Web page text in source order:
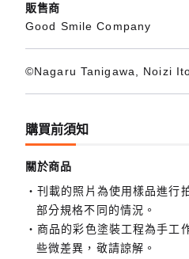
販售商
Good Smile Company
©Nagaru Tanigawa, Noizi
購買前須知
關於商品
刊載的照片為使用樣品進行
部分規格不同的情況。
商品的彩色塗裝工程為手工
些微差異，敬請諒解。